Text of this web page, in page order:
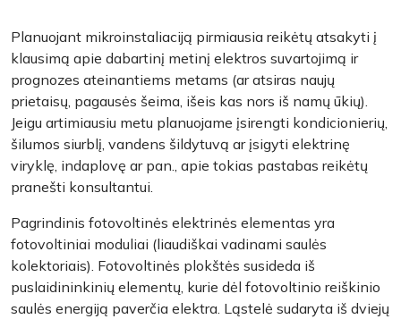
Planuojant mikroinstaliaciją pirmiausia reikėtų atsakyti į
klausimą apie dabartinį metinį elektros suvartojimą ir
prognozes ateinantiems metams (ar atsiras naujų
prietaisų, pagausės šeima, išeis kas nors iš namų ūkių).
Jeigu artimiausiu metu planuojame įsirengti kondicionierių,
šilumos siurblį, vandens šildytuvą ar įsigyti elektrinę
viryklę, indaplovę ar pan., apie tokias pastabas reikėtų
pranešti konsultantui.
Pagrindinis fotovoltinės elektrinės elementas yra
fotovoltiniai moduliai (liaudiškai vadinami saulės
kolektoriais). Fotovoltinės plokštės susideda iš
puslaidininkinių elementų, kurie dėl fotovoltinio reiškinio
saulės energiją paverčia elektra. Ląstelė sudaryta iš dviejų